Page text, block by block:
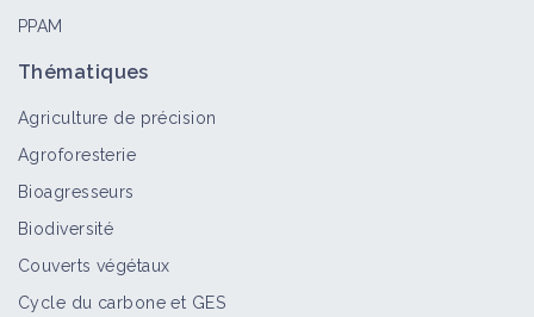
PPAM
Thématiques
Agriculture de précision
Agroforesterie
Bioagresseurs
Biodiversité
Couverts végétaux
Cycle du carbone et GES